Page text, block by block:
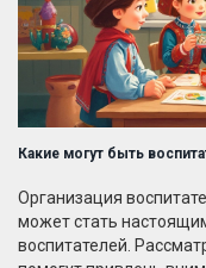
Какие могут быть
Организация
может стать
воспитателей.